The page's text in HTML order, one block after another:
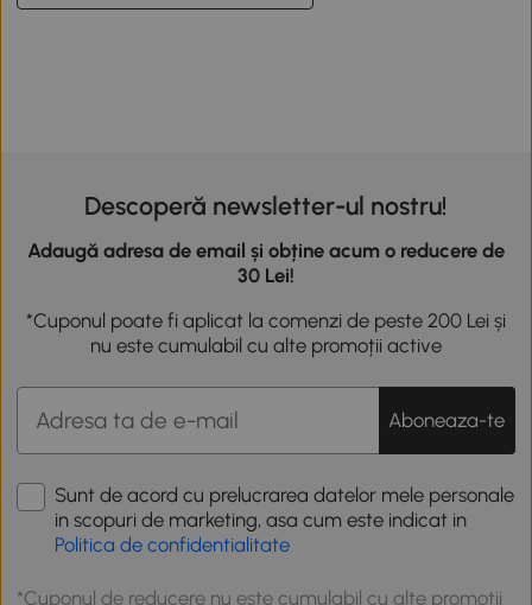
Descoperă newsletter-ul nostru!
Adaugă adresa de email și obține acum o reducere de
30 Lei!
*Cuponul poate fi aplicat la comenzi de peste 200 Lei și
nu este cumulabil cu alte promoții active
Aboneaza-te
Sunt de acord cu prelucrarea datelor mele personale
in scopuri de marketing, asa cum este indicat in
Politica de confidentialitate
*Cuponul de reducere nu este cumulabil cu alte promotii